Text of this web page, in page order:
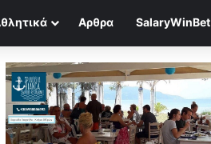
Αρθρα SalaryWinBet